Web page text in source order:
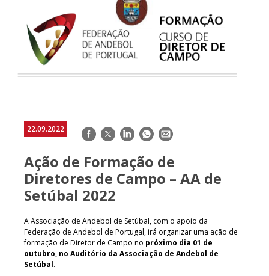
22.09.2022 Facebook
TwitterLinkedInWhatsApp
E-
Ação de Formação de
Diretores de Campo – AA de
Setúbal 2022
A Associação de Andebol de Setúbal, com o apoio da
Federação de Andebol de Portugal, irá organizar uma ação de
formação de Diretor de Campo no próximo dia 01 de
outubro, no Auditório da Associação de Andebol de
Setúbal.